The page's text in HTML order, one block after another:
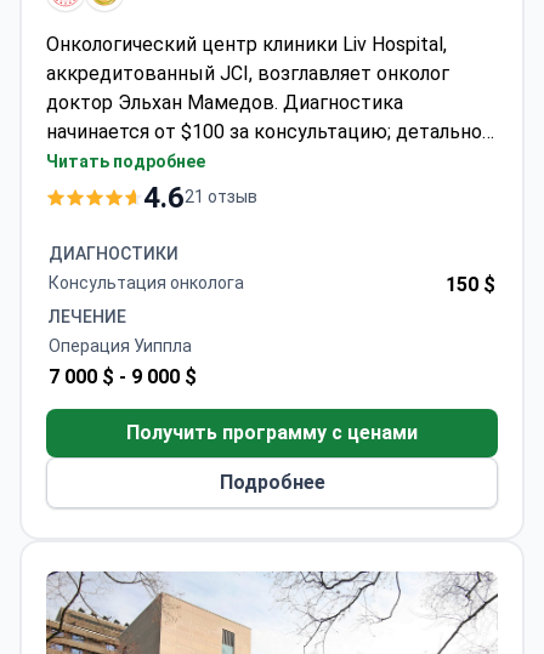
Онкологический центр клиники Liv Hospital,
аккредитованный JCI, возглавляет онколог
доктор Эльхан Мамедов. Диагностика
начинается от $100 за консультацию; детальное
обследование, такое как колоноскопия, стоит
$450, а генетический скрининг — $1 600.
аденокарциноме, стоимость которой обычно
составляет $7 000–$9 000 и покрывает саму
процедуру, пребывание в стационаре и
последующее наблюдение. Курс химиотерапии
из четырех циклов стоит около $7 200. Клиника
предлагает бесплатный трансфер из аэропорта
и услуги переводчиков для иностранных
пациентов.
Читать подробнее
4.621 отзыв
ДИАГНОСТИКИ
Консультация онколога
150 $
ЛЕЧЕНИЕ
Операция Уиппла
7 000 $ - 9 000 $
Получить программу с ценами
Подробнее